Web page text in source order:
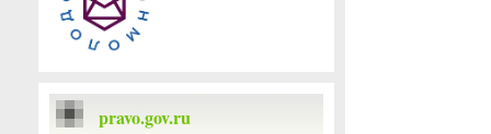
pravo.gov.ru